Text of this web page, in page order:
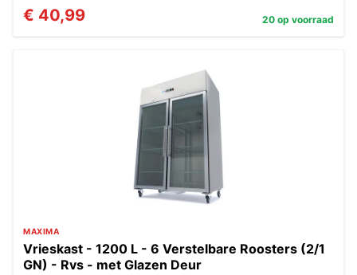
€ 40,99 20 op voorraad
MAXIMA
Vrieskast - 1200 L - 6 Verstelbare Roosters (2/1
GN) - Rvs - met Glazen Deur